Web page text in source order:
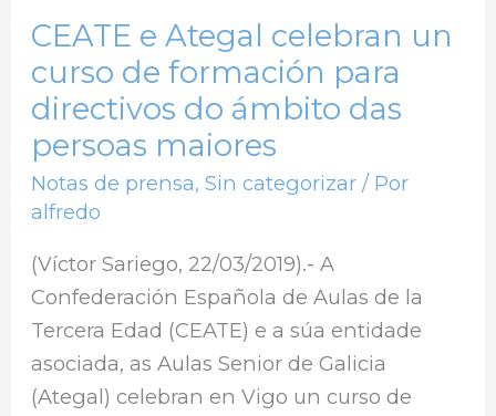
CEATE e Ategal celebran un
curso de formación para
directivos do ámbito das
persoas maiores
Notas de prensa,Sin categorizar / Por
alfredo
(Víctor Sariego, 22/03/2019).- A
Confederación Española de Aulas de la
Tercera Edad (CEATE) e a súa entidade
asociada, as Aulas Senior de Galicia
(Ategal) celebran en Vigo un curso de
para
directivos
do
ámbito
das
persoas